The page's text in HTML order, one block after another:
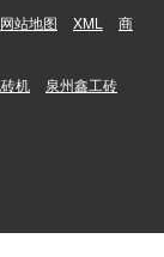
网站地图 XML
商
机
泉州鑫工砖